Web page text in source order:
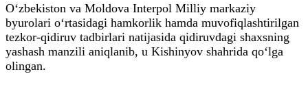
O‘zbekiston va Moldova Interpol Milliy markaziy
byurolari o‘rtasidagi hamkorlik hamda muvofiqlashtirilgan
tezkor-qidiruv tadbirlari natijasida qidiruvdagi shaxsning
yashash manzili aniqlanib, u Kishinyov shahrida qo‘lga
olingan.